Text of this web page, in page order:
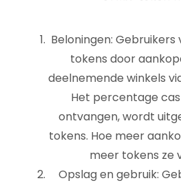
Beloningen: Gebruikers
tokens door
deelnemende winkels
Het percentage
ontvangen, wordt
tokens. Hoe meer
meer tokens ze
Opslag en gebruik: